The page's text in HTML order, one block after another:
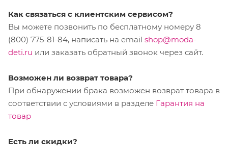
Как связаться с клиентским сервисом?
Вы можете позвонить по бесплатному номеру 8
(800) 775-81-84, написать на email shop@moda-
deti.ru или заказать обратный звонок через сайт.
Возможен ли возврат товара?
При обнаружении брака возможен возврат товара в
соответствии с условиями в разделе Гарантия на
товар
Есть ли скидки?